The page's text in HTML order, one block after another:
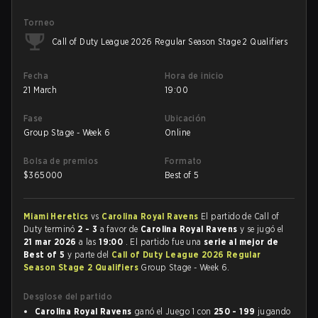
Torneo
Call of Duty League 2026 Regular Season Stage 2 Qualifiers
Fecha
21 March
Hora de inicio
19:00
Fase
Group Stage - Week 6
Ubicación
Online
Bolsa de premios
$365000
Formato
Best of 5
Miami Heretics vs Carolina Royal Ravens El partido de Call of
Duty terminó 2 - 3 a favor de Carolina Royal Ravens y se jugó el
21 mar 2026 a las19:00 . El partido fue una serie al mejor de
Best of 5y parte del Call of Duty League 2026 Regular
Season Stage 2 Qualifiers Group Stage - Week 6.
Desglose del partido
Carolina Royal Ravens ganó el Juego 1 con 250 - 199 jugando